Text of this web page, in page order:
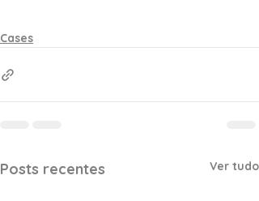
Cases
Posts recentes Ver tudo